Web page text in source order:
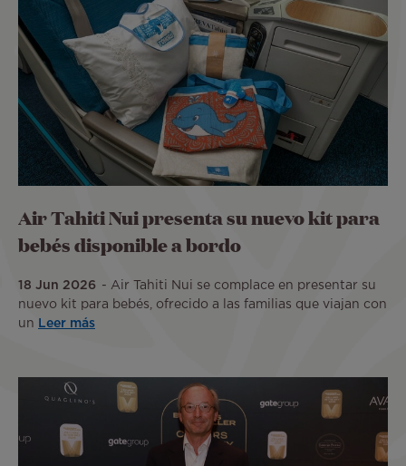
Air Tahiti Nui presenta su nuevo kit para
bebés disponible a bordo
18 Jun 2026
Air Tahiti Nui se complace en presentar su
nuevo kit para bebés, ofrecido a las familias que viajan con
un
Leer más